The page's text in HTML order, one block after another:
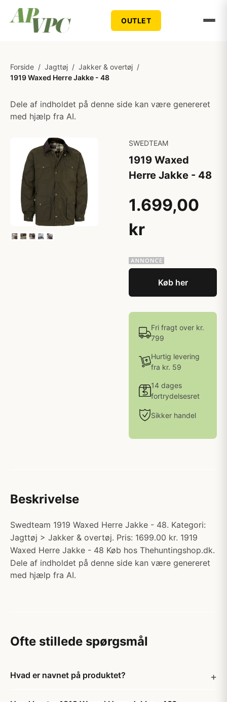
OUTLET
Forside / Jagttøj / Jakker & overtøj /
1919 Waxed Herre Jakke - 48
Dele af indholdet på denne side kan være genereret
med hjælp fra AI.
SWEDTEAM
1919 Waxed
Herre Jakke - 48
1.699,00
kr
Køb her
Fri fragt over kr.
799
Hurtig levering
fra kr. 59
14 dages
fortrydelsesret
Sikker handel
Beskrivelse
Swedteam 1919 Waxed Herre Jakke - 48. Kategori:
Jagttøj > Jakker & overtøj. Pris: 1699.00 kr. 1919
Waxed Herre Jakke - 48 Køb hos Thehuntingshop.dk.
Dele af indholdet på denne side kan være genereret
med hjælp fra AI.
Ofte stillede spørgsmål
Hvad er navnet på produktet?